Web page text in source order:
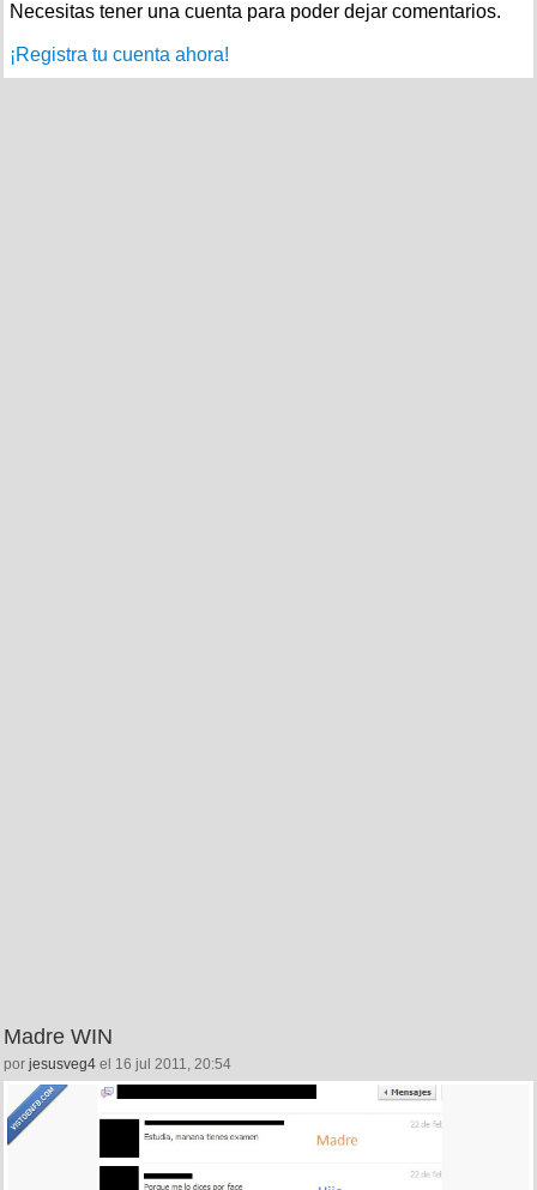
Necesitas tener una cuenta para poder dejar comentarios.
¡Registra tu cuenta ahora!
Madre WIN
por jesusveg4 el 16 jul 2011, 20:54